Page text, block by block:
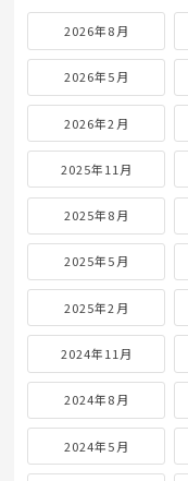
2026年8月
2026年5月
2026年2月
2025年11月
2025年8月
2025年5月
2025年2月
2024年11月
2024年8月
2024年5月